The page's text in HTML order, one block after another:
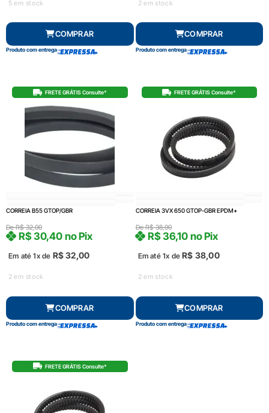
5 em stock
COMPRAR
Produto com entrega
2 em stock
COMPRAR
Produto com entrega
FRETE GRÁTIS Consulte*
CORREIA B55 GTOP/GBR
DeR$32,00
Em até 1x de R$32,00
R$30,40 no Pix
2 em stock
COMPRAR
Produto com entrega
FRETE GRÁTIS Consulte*
CORREIA 3VX 650 GTOP-GBR EPDM+
DeR$38,00
Em até 1x de R$ 38,00
R$36,10 no Pix
2 em stock
COMPRAR
Produto com entrega
FRETE GRÁTIS Consulte*